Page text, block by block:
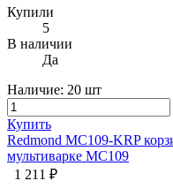
Купили
5
В наличии
Да
Наличие: 20 шт
Купить
Redmond MC109-KRP
мультиварке MC109
1 211 ₽